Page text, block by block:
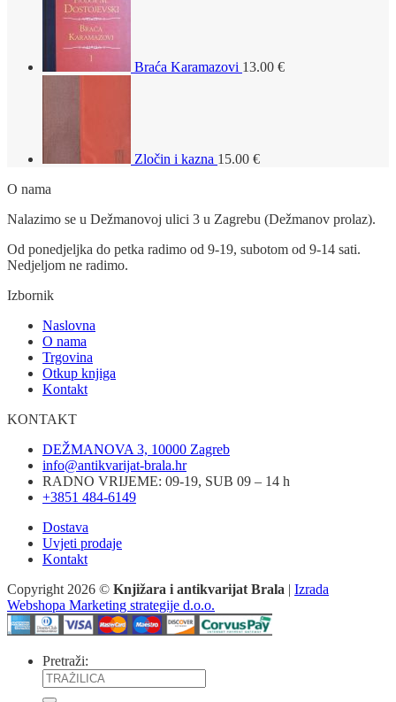
Braća Karamazovi 13.00 €
Zločin i kazna 15.00 €
O nama
Nalazimo se u Dežmanovoj ulici 3 u Zagrebu (Dežmanov prolaz).
Od ponedjeljka do petka radimo od 9-19, subotom od 9-14 sati.
Nedjeljom ne radimo.
Izbornik
Naslovna
O nama
Trgovina
Otkup knjiga
Kontakt
KONTAKT
DEŽMANOVA 3, 10000 Zagreb
info@antikvarijat-brala.hr
RADNO VRIJEME: 09-19, SUB 09 – 14 h
+3851 484-6149
Dostava
Uvjeti prodaje
Kontakt
Copyright 2026 © Knjižara i antikvarijat Brala | Izrada
Webshopa Marketing strategije d.o.o.
Pretraži: